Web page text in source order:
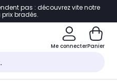
de page
pas : découvrez vite notre
bradés.
Me connecterPanier